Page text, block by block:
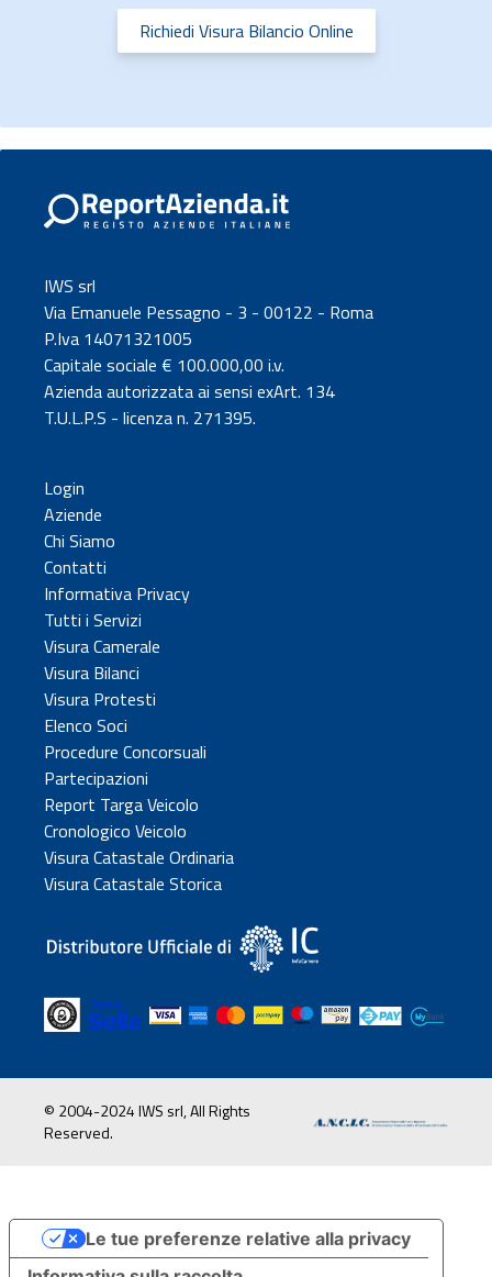
Richiedi Visura Bilancio Online
IWS srl
Via Emanuele Pessagno - 3 - 00122 - Roma
P.Iva 14071321005
Capitale sociale € 100.000,00 i.v.
Azienda autorizzata ai sensi exArt. 134
T.U.L.P.S - licenza n. 271395.
Login
Aziende
Chi Siamo
Contatti
Informativa Privacy
Tutti i Servizi
Visura Camerale
Visura Bilanci
Visura Protesti
Elenco Soci
Procedure Concorsuali
Partecipazioni
Report Targa Veicolo
Cronologico Veicolo
Visura Catastale Ordinaria
Visura Catastale Storica
© 2004-2024 IWS srl, All Rights
Reserved.
Le tue preferenze relative alla privacy